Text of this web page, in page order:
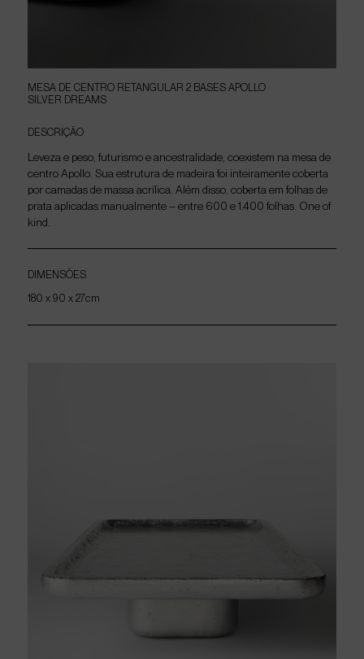
MESA DE CENTRO RETANGULAR 2 BASES APOLLO
SILVER DREAMS
DESCRIÇÃO
Leveza e peso, futurismo e ancestralidade, coexistem na mesa de
centro Apollo. Sua estrutura de madeira foi inteiramente coberta
por camadas de massa acrílica. Além disso, coberta em folhas de
prata aplicadas manualmente – entre 600 e 1.400 folhas. One of
kind.
DIMENSÕES
180 x 90 x 27cm